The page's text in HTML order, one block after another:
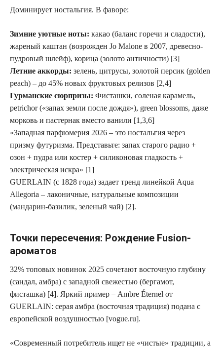
Доминирует ностальгия. В фаворе:
Зимние уютные ноты: какао (баланс горечи и сладости),
жареный каштан (возрожден Jo Malone в 2007, древесно-
пудровый шлейф), корица (золото античности) [3]
Летние аккорды: зелень, цитрусы, золотой персик (golden
peach) – до 45% новых фруктовых релизов [2,4]
Гурманские сюрпризы: Фисташки, соленая карамель,
petrichor («запах земли после дождя»), green blossoms, даже
морковь и пастернак вместо ванили [1,3,6]
«Западная парфюмерия 2026 – это ностальгия через
призму футуризма. Представьте: запах старого радио +
озон + пудра или костер + силиконовая гладкость +
электрическая искра» [1]
GUERLAIN (с 1828 года) задает тренд линейкой Aqua
Allegoria – лаконичные, натуральные композиции
(мандарин-базилик, зеленый чай) [2].
Точки пересечения: Рождение Fusion-
ароматов
32% топовых новинок 2025 сочетают восточную глубину
(сандал, амбра) с западной свежестью (бергамот,
фисташка) [4]. Яркий пример – Ambre Éternel от
GUERLAIN: серая амбра (восточная традиция) подана с
европейской воздушностью [vogue.ru].
«Современный потребитель ищет не «чистые» традиции, а